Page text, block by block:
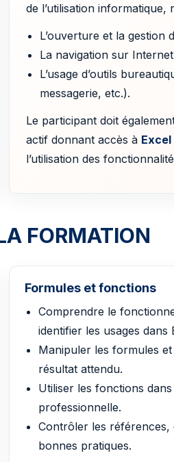
de l’utilisation informatique,
L’ouverture et la gestion
La navigation sur
L’usage d’outils
messagerie, etc.).
Le participant doit
actif donnant accès à Excel
l’utilisation des
FORMATION
Formules et fonctions
Comprendre le
identifier les usages dans
Manipuler les formules
résultat attendu.
Utiliser les fonctions
professionnelle.
Contrôler les
bonnes pratiques.